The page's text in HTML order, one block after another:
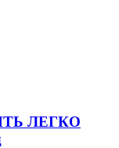
ЛЕГКО